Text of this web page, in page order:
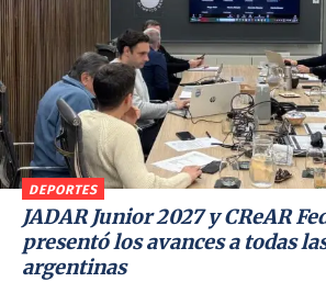
DEPORTES
JADAR Junior 2027 y CReAR
presentó los avances a todas
argentinas